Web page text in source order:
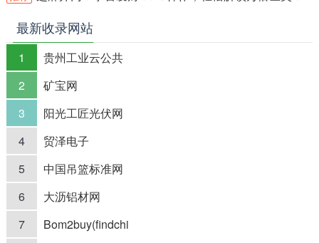
最新收录网站
1
贵州工业云公共
2
矿宝网
3
阳光工匠光伏网
4
贸泽电子
5
中国吊篮标准网
6
大沥铝材网
7
Bom2buy(findchi